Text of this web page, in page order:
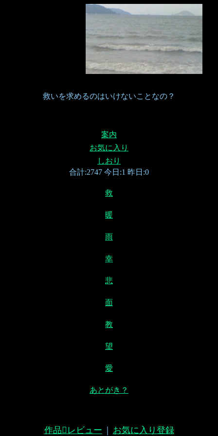
救いを求めるのはいけないことなの？
案内
お気に入り
しおり
合計:2747 今日:1 昨日:0
救
暖
雨
幸
悲
面
教
望
愛
あとがき？
作品レビュー お気に入り登録